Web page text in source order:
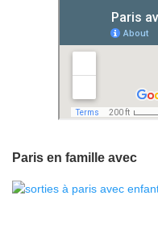
Paris en famille avec